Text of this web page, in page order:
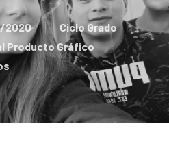
2020
Ciclo Grado
Producto Gráfico